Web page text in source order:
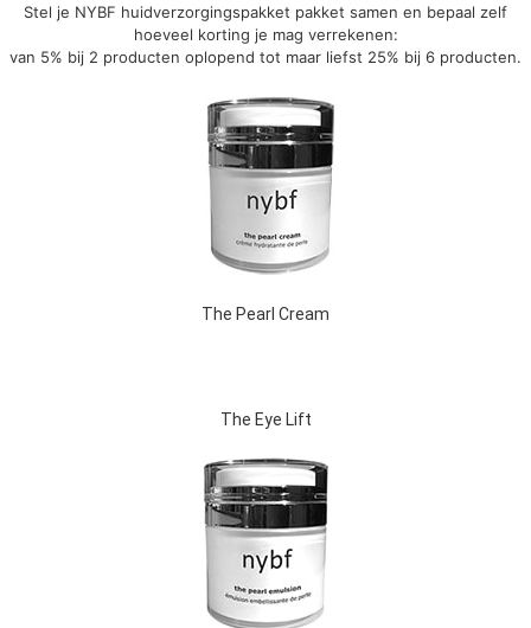
Stel je NYBF huidverzorgingspakket pakket samen en bepaal zelf
hoeveel korting je mag verrekenen:
van 5% bij 2 producten oplopend tot maar liefst 25% bij 6 producten.
The Pearl Cream
The Eye Lift